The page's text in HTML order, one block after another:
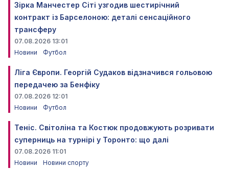
Зірка Манчестер Сіті узгодив шестирічний
контракт із Барселоною: деталі сенсаційного
трансферу
07.08.2026 13:01
Новини
Футбол
Ліга Європи. Георгій Судаков відзначився гольовою
передачею за Бенфіку
07.08.2026 12:01
Новини
Футбол
Теніс. Світоліна та Костюк продовжують розривати
суперниць на турнірі у Торонто: що далі
07.08.2026 11:01
Новини
Новини спорту